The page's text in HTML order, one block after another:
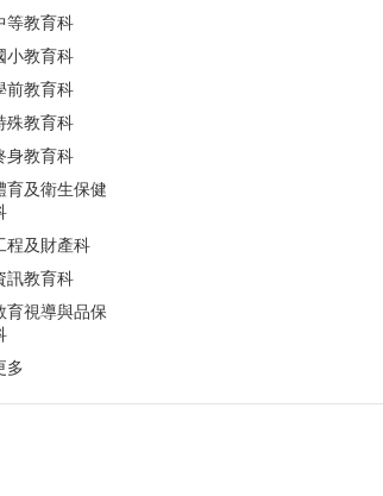
等教育科
小教育科
前教育科
殊教育科
身教育科
育及衛生保健
程及財產科
訊教育科
育視導與品保
多